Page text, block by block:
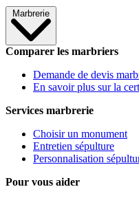
Marbrerie
Comparer les marbriers
Demande de devis
En savoir plus sur la
Services marbrerie
Choisir un monument
Entretien sépulture
Personnalisation
Pour vous aider